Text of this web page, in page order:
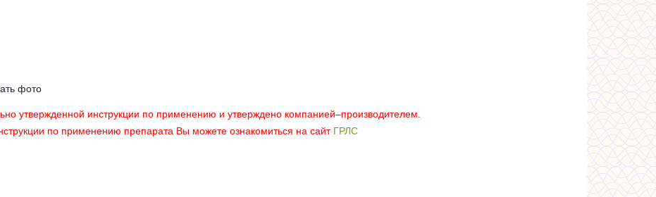
фото
утвержденной инструкции по применению и утверждено компанией–производителем.
по применению препарата Вы можете ознакомиться на сайт ГРЛС